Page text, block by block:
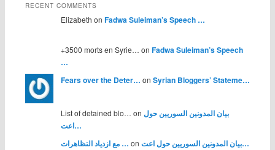
RECENT COMMENTS
Elizabeth on Fadwa Suleiman’s Speech …
+3500 morts en Syrie… on Fadwa Suleiman’s Speech
…
Fears over the Deter… on Syrian Bloggers’ Stateme…
List of detained blo… on بيان المدونين السوريين حول
اعت…
مع ازدياد التظاهرات … on بيان المدونين السوريين حول اعت…